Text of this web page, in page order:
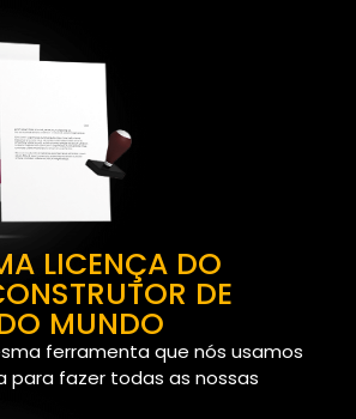
LICENÇA DO
DE
MUNDO
ferramenta que nós usamos
para fazer todas as nossas